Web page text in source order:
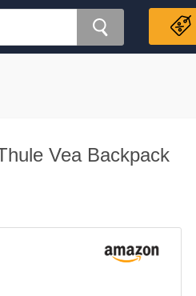
Vea Backpack